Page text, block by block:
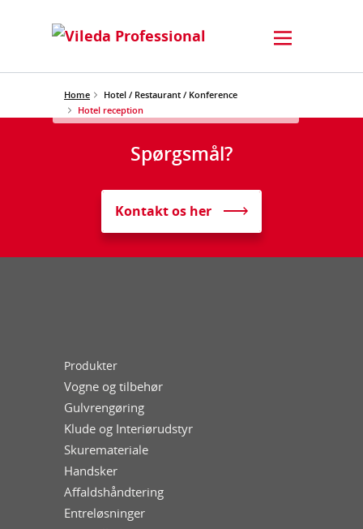
Home
Hotel / Restaurant / Konference
Hotel reception
Spørgsmål?
Kontakt os her
Produkter
Vogne og tilbehør
Gulvrengøring
Klude og Interiørudstyr
Skuremateriale
Handsker
Affaldshåndtering
Entreløsninger